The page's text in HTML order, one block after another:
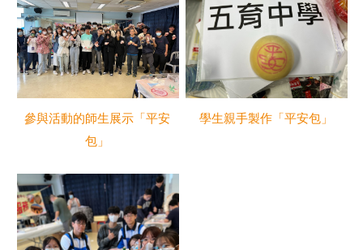
參與活動的師生展示「平安
包」
學生親手製作「平安包」